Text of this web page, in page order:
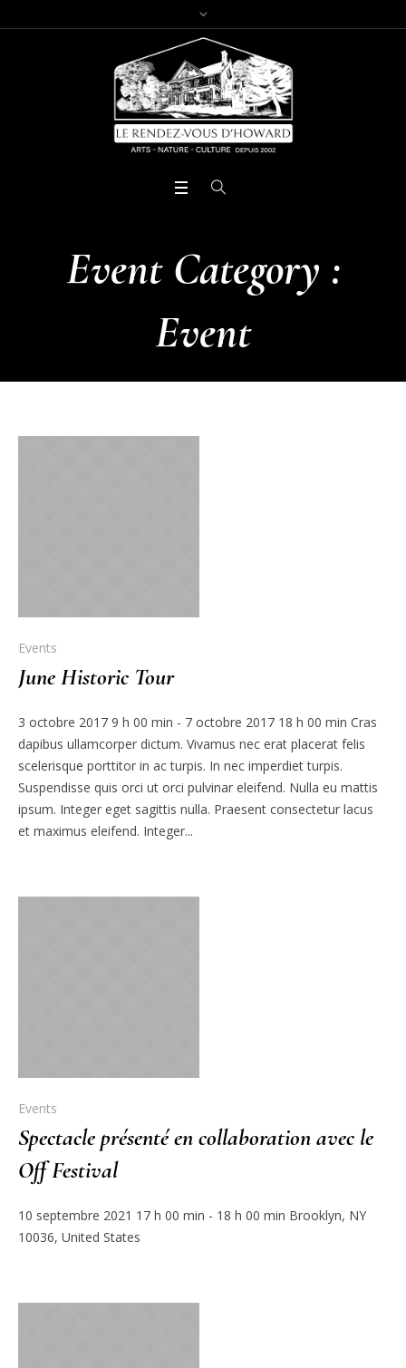
Event Category :
Event
Events
June Historic Tour
3 octobre 2017 9 h 00 min - 7 octobre 2017 18 h 00 min Cras
dapibus ullamcorper dictum. Vivamus nec erat placerat felis
scelerisque porttitor in ac turpis. In nec imperdiet turpis.
Suspendisse quis orci ut orci pulvinar eleifend. Nulla eu mattis
ipsum. Integer eget sagittis nulla. Praesent consectetur lacus
et maximus eleifend. Integer...
Events
Spectacle présenté en collaboration avec le
Off Festival
10 septembre 2021 17 h 00 min - 18 h 00 min Brooklyn, NY
10036, United States